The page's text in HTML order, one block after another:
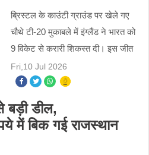
ब्रिस्टल के काउंटी ग्राउंड पर खेले गए
चौथे टी-20 मुकाबले में इंग्लैंड ने भारत को
9 विकेट से करारी शिकस्त दी। इस जीत
के साथ ही इंग्लैंड ने 5 मैचों की सीरीज में
3-0 की अजेय बढ़त बनाकर सीरीज अपने
नाम कर
Fri,10 Jul 2026
बड़ी डील,
में बिक गई राजस्थान